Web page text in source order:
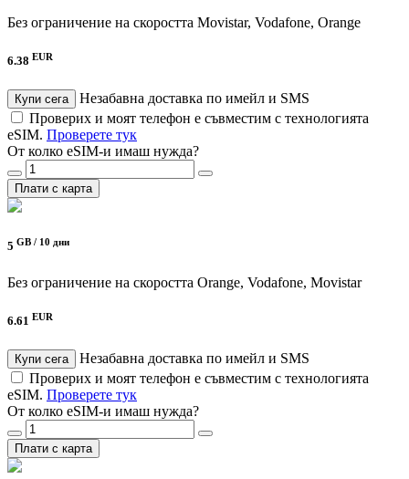
Без ограничение на скоростта Movistar, Vodafone, Orange
6.38 EUR
Купи сега
Незабавна доставка по имейл и SMS
Проверих и моят телефон е съвместим с технологията
eSIM. Проверете тук
От колко eSIM-и имаш нужда?
Плати с карта
5 GB / 10 дни
Без ограничение на скоростта Orange, Vodafone, Movistar
6.61 EUR
Купи сега
Незабавна доставка по имейл и SMS
Проверих и моят телефон е съвместим с технологията
eSIM. Проверете тук
От колко eSIM-и имаш нужда?
Плати с карта